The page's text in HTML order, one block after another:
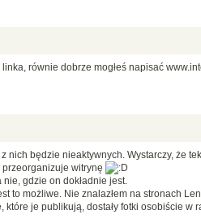
równie dobrze mogłeś napisać
nich będzie nieaktywnych. Wystarczy, że
przeorganizuje witrynę
gdzie on dokładnie jest.
to możliwe. Nie znalazłem na stronach
je publikują, dostały fotki osobiście w